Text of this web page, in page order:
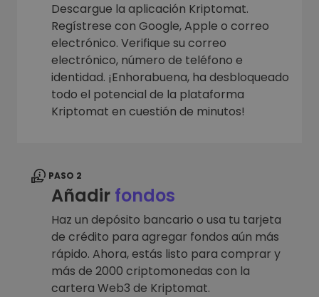
Descargue la aplicación Kriptomat.
Regístrese con Google, Apple o correo
electrónico. Verifique su correo
electrónico, número de teléfono e
identidad. ¡Enhorabuena, ha desbloqueado
todo el potencial de la plataforma
Kriptomat en cuestión de minutos!
PASO 2
Añadir fondos
Haz un depósito bancario o usa tu tarjeta
de crédito para agregar fondos aún más
rápido. Ahora, estás listo para comprar y
más de 2000 criptomonedas con la
cartera Web3 de Kriptomat.